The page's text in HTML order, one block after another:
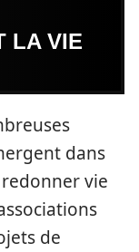
LA VIE
dans
vie
de